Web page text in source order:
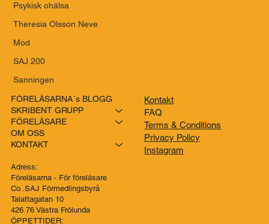
Psykisk ohälsa
Theresia Olsson Neve
Mod
SAJ 200
Sanningen
FÖRELÄSARNA´s BLOGG
SKRIBENT GRUPP
FÖRELÄSARE
OM OSS
KONTAKT
Adress:
Föreläsarna - För föreläsare
Co..SAJ Förmedlingsbyrå
Talattagatan 10
426 76 Västra Frölunda
ÖPPETTIDER:
Kontakt
FAQ
Terms & Conditions
Privacy Policy
Instagram